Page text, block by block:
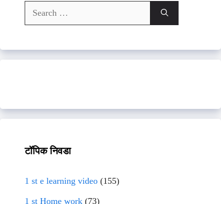
Search
for:
टॉपिक निवडा
1 st e learning video (155)
1 st Home work (73)